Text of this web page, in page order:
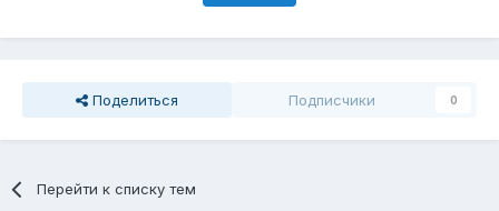
Поделиться Подписчики 0
Перейти к списку тем